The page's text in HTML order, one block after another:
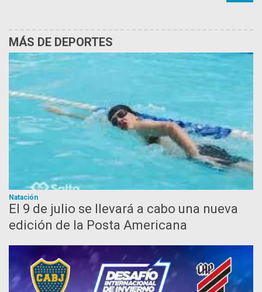
MÁS DE DEPORTES
Natación
El 9 de julio se llevará a cabo una nueva
edición de la Posta Americana